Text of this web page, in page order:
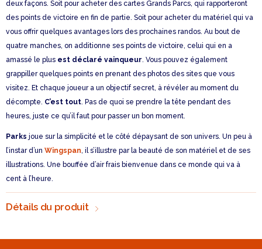
deux façons. Soit pour acheter des cartes Grands Parcs, qui rapporteront
des points de victoire en fin de partie. Soit pour acheter du matériel qui va
vous offrir quelques avantages lors des prochaines randos. Au bout de
quatre manches, on additionne ses points de victoire, celui qui en a
amassé le plus est déclaré vainqueur. Vous pouvez également
grappiller quelques points en prenant des photos des sites que vous
visitez. Et chaque joueur a un objectif secret, à révéler au moment du
décompte. C’est tout. Pas de quoi se prendre la tête pendant des
heures, juste ce qu’il faut pour passer un bon moment.
Parks joue sur la simplicité et le côté dépaysant de son univers. Un peu à
l’instar d’un Wingspan, il s’illustre par la beauté de son matériel et de ses
illustrations. Une bouffée d’air frais bienvenue dans ce monde qui va à
cent à l’heure.
Détails du produit